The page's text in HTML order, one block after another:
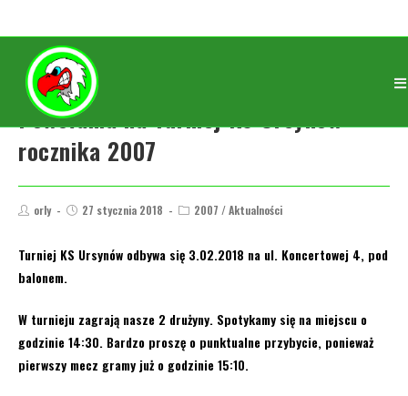
Powołania na Turniej KS Ursynów
rocznika 2007
orly 27 stycznia 2018 2007 /Aktualności
Turniej KS Ursynów odbywa się 3.02.2018 na ul. Koncertowej 4, pod
balonem.
W turnieju zagrają nasze 2 drużyny. Spotykamy się na miejscu o
godzinie14:30. Bardzo proszę o punktualne przybycie, ponieważ
pierwszy mecz gramy już o godzinie 15:10.